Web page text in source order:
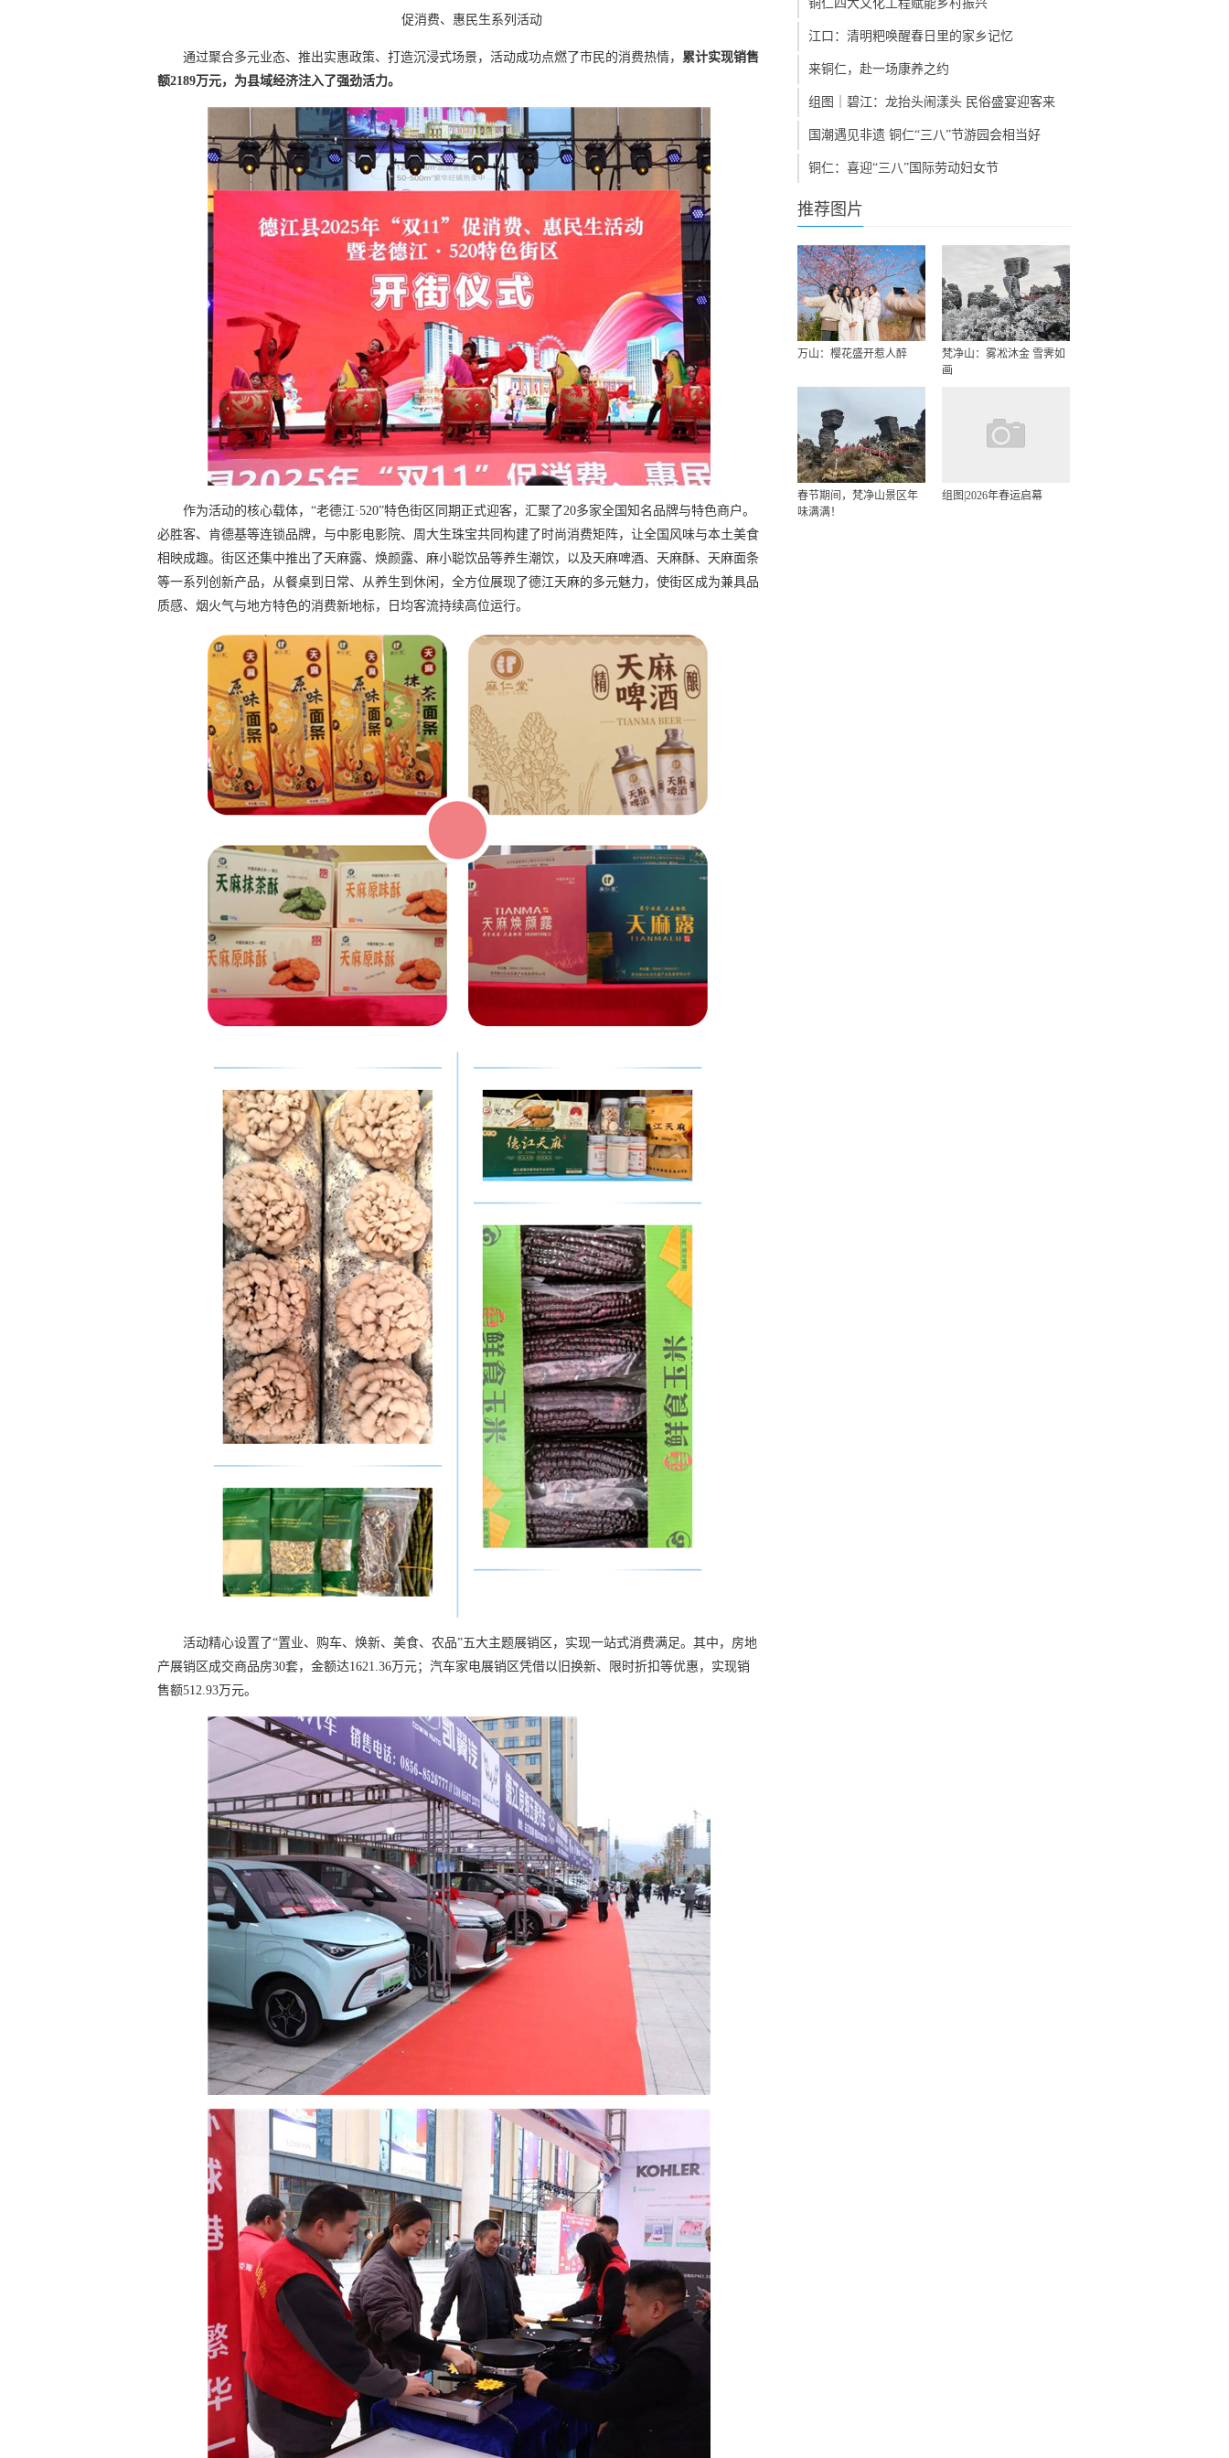
促消费、惠民生系列活动
通过聚合多元业态、推出实惠政策、打造沉浸式场景，活动成功点燃了市民的消费热情， 累计实现销售
额2189万元，为县域经济注入了强劲活力。
作为活动的核心载体，“老德江·520”特色街区同期正式迎客，汇聚了20多家全国知名品牌与特色商户。
必胜客、肯德基等连锁品牌，与中影电影院、周大生珠宝共同构建了时尚消费矩阵，让全国风味与本土美食
相映成趣。街区还集中推出了天麻露、焕颜露、麻小聪饮品等养生潮饮，以及天麻啤酒、天麻酥、天麻面条
等一系列创新产品，从餐桌到日常、从养生到休闲，全方位展现了德江天麻的多元魅力，使街区成为兼具品
质感、烟火气与地方特色的消费新地标，日均客流持续高位运行。
活动精心设置了“置业、购车、焕新、美食、农品”五大主题展销区，实现一站式消费满足。其中，房地
产展销区成交商品房30套，金额达1621.36万元；汽车家电展销区凭借以旧换新、限时折扣等优惠，实现销
售额512.93万元。
铜仁四大文化工程赋能乡村振兴
江口：清明粑唤醒春日里的家乡记忆
来铜仁，赴一场康养之约
组图｜碧江：龙抬头闹漾头 民俗盛宴迎客来
国潮遇见非遗 铜仁“三八”节游园会相当好
铜仁：喜迎“三八”国际劳动妇女节
推荐图片
万山：樱花盛开惹人醉
梵净山：雾凇沐金 雪霁如
画
春节期间，梵净山景区年
味满满！
组图|2026年春运启幕